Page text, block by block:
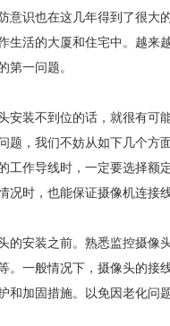
意识也在这几年得到了很大
生活的大厦和住宅中。越来
第一问题。
安装不到位的话，就很有可
题，我们不妨从如下几个方
工作导线时，一定要选择额
况时，也能保证摄像机连接
的安装之前。熟悉监控摄像
。一般情况下，摄像头的接
和加固措施。以免因老化问